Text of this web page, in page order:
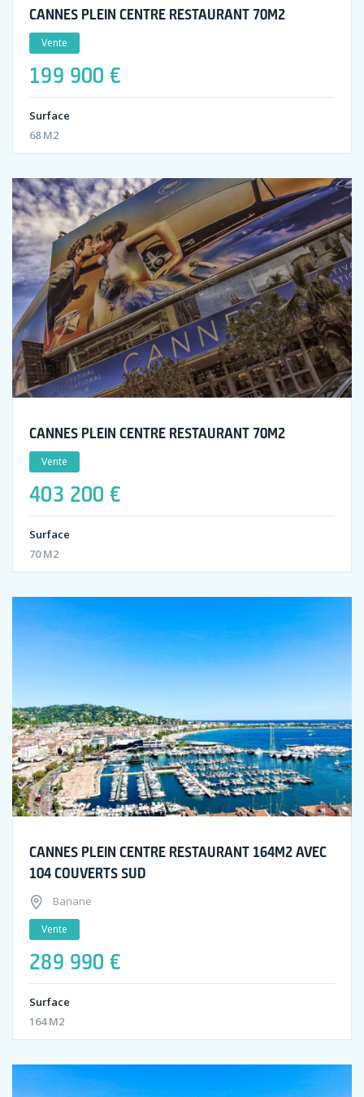
CANNES PLEIN CENTRE RESTAURANT 70M2
Vente
199 900 €
Surface
68 M2
CANNES PLEIN CENTRE RESTAURANT 70M2
Vente
403 200 €
Surface
70 M2
CANNES PLEIN CENTRE RESTAURANT 164M2 AVEC
104 COUVERTS SUD
Banane
Vente
289 990 €
Surface
164 M2